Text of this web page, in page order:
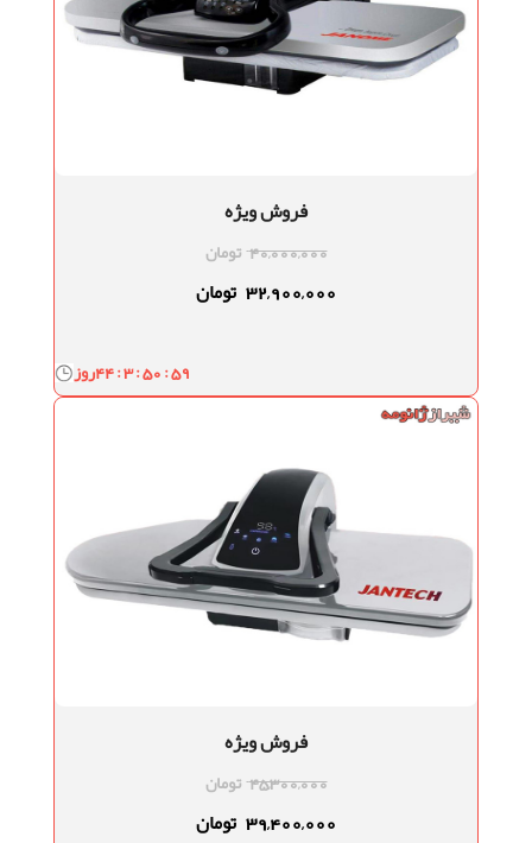
فروش ویژه
40,000,000 تومان
32,900,000 تومان
روز44 : 3 : 50 : 58
فروش ویژه
45,300,000 تومان
39,400,000 تومان